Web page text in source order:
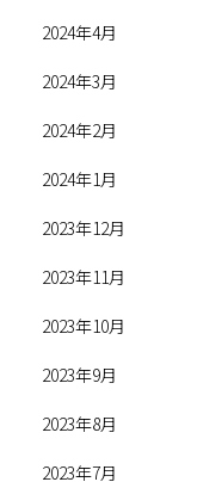
2024年4月
2024年3月
2024年2月
2024年1月
2023年12月
2023年11月
2023年10月
2023年9月
2023年8月
2023年7月